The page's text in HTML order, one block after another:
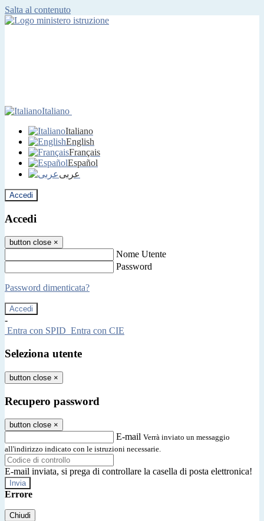
Salta al contenuto
Italiano
Italiano
English
Français
Español
عربى
Accedi
Accedi
button close ×
Nome Utente
Password
Password dimenticata?
-
Entra con SPID Entra con CIE
Seleziona utente
button close ×
Recupero password
button close ×
E-mail Verrà inviato un messaggio
all'indirizzo indicato con le istruzioni necessarie.
E-mail inviata, si prega di controllare la casella di posta elettronica!
Errore
Chiudi